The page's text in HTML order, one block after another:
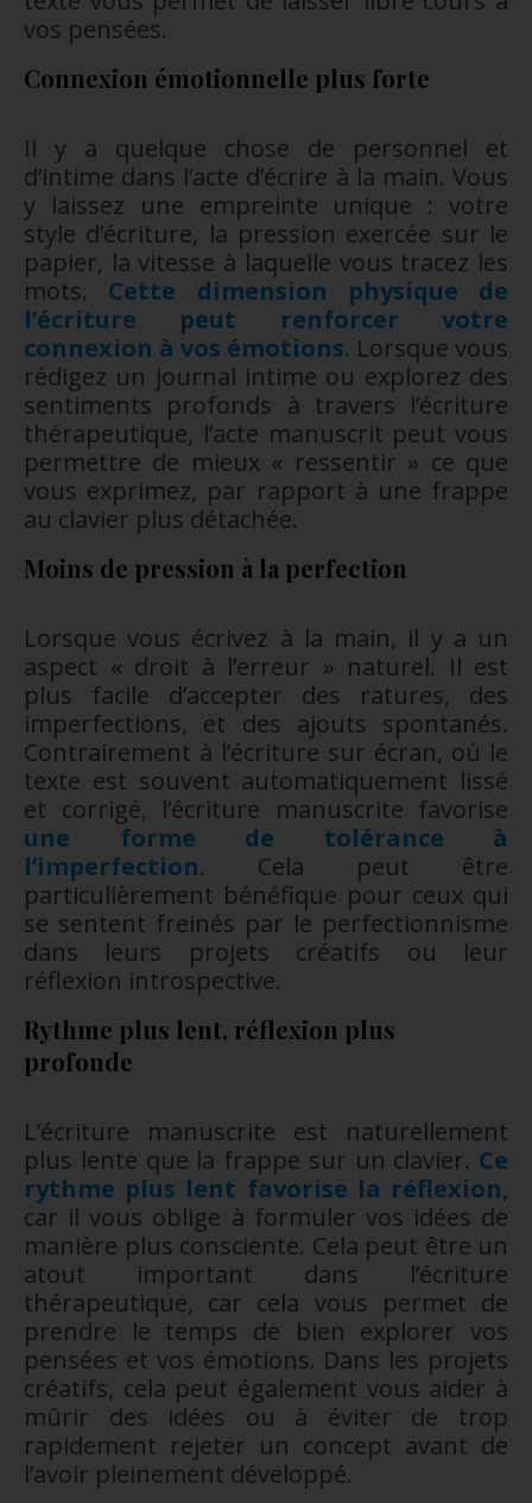
vos pensées.
Connexion émotionnelle plus forte
Il y a quelque chose de personnel et
d’intime dans l’acte d’écrire à la main. Vous
y laissez une empreinte unique : votre
style d’écriture, la pression exercée sur le
papier, la vitesse à laquelle vous tracez les
mots. Cette dimension physique de
l’écriture peut renforcer votre
connexion à vos émotions. Lorsque vous
rédigez un journal intime ou explorez des
sentiments profonds à travers l’écriture
thérapeutique, l’acte manuscrit peut vous
permettre de mieux « ressentir » ce que
vous exprimez, par rapport à une frappe
au clavier plus détachée.
Moins de pression à la perfection
Lorsque vous écrivez à la main, il y a un
aspect « droit à l’erreur » naturel. Il est
plus facile d’accepter des ratures, des
imperfections, et des ajouts spontanés.
Contrairement à l’écriture sur écran, où le
texte est souvent automatiquement lissé
et corrigé, l’écriture manuscrite favorise
une forme de tolérance à
l’imperfection. Cela peut être
particulièrement bénéfique pour ceux qui
se sentent freinés par le perfectionnisme
dans leurs projets créatifs ou leur
réflexion introspective.
Rythme plus lent, réflexion plus
profonde
L’écriture manuscrite est naturellement
plus lente que la frappe sur un clavier. Ce
rythme plus lent favorise la réflexion,
car il vous oblige à formuler vos idées de
manière plus consciente. Cela peut être un
atout important dans l’écriture
thérapeutique, car cela vous permet de
prendre le temps de bien explorer vos
pensées et vos émotions. Dans les projets
créatifs, cela peut également vous aider à
mûrir des idées ou à éviter de trop
rapidement rejeter un concept avant de
l’avoir pleinement développé.